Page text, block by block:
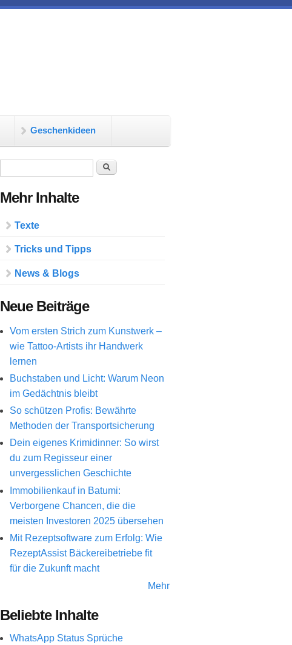
Geschenkideen
Suche
Mehr Inhalte
Texte
Tricks und Tipps
News & Blogs
Neue Beiträge
Vom ersten Strich zum Kunstwerk –
wie Tattoo-Artists ihr Handwerk
lernen
Buchstaben und Licht: Warum Neon
im Gedächtnis bleibt
So schützen Profis: Bewährte
Methoden der Transportsicherung
Dein eigenes Krimidinner: So wirst
du zum Regisseur einer
unvergesslichen Geschichte
Immobilienkauf in Batumi:
Verborgene Chancen, die die
meisten Investoren 2025 übersehen
Mit Rezeptsoftware zum Erfolg: Wie
RezeptAssist Bäckereibetriebe fit
für die Zukunft macht
Mehr
Beliebte Inhalte
WhatsApp Status Sprüche